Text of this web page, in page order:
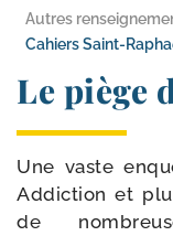
Autres
Cahiers Saint-​
Le piège
Une vaste
Addiction et
de